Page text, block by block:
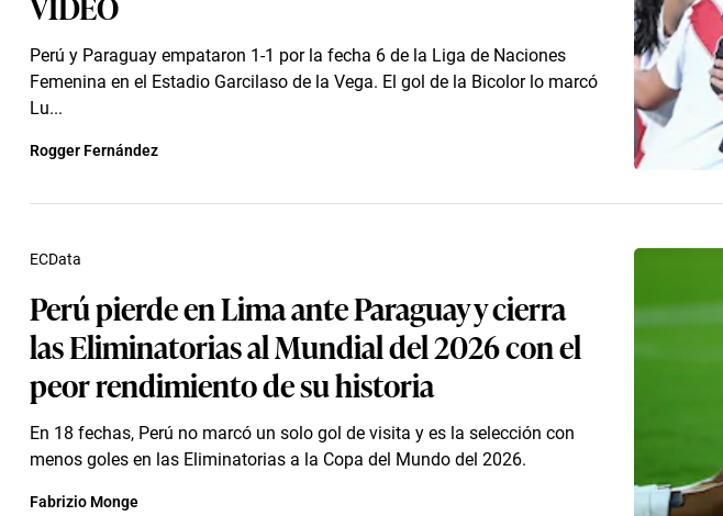
Perú y Paraguay empataron 1-1 por la fecha 6 de la Liga de Naciones
Femenina en el Estadio Garcilaso de la Vega. El gol de la Bicolor lo marcó
Lu...
Rogger Fernández
Perú pierde en Lima ante Paraguay y cierra
las Eliminatorias al Mundial del 2026 con el
peor rendimiento de su historia
En 18 fechas, Perú no marcó un solo gol de visita y es la selección con
menos goles en las Eliminatorias a la Copa del Mundo del 2026.
ECData
Fabrizio Monge